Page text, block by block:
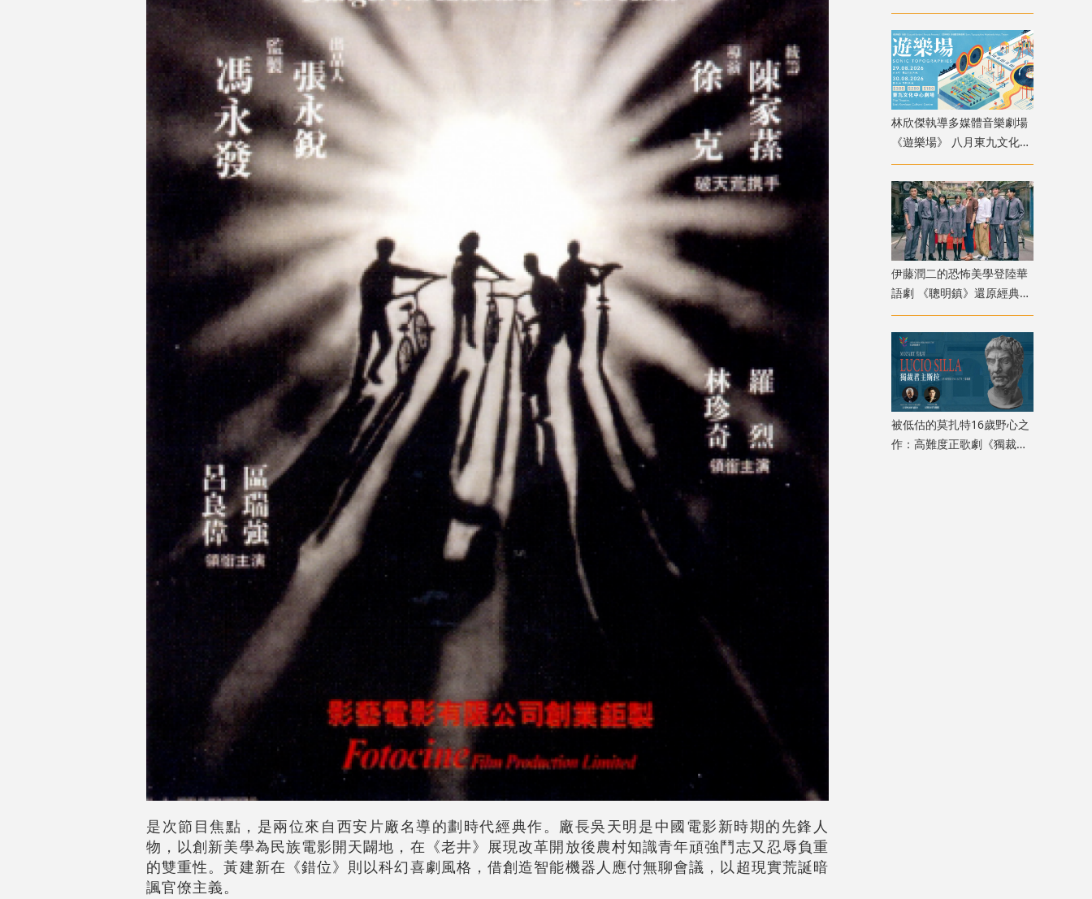
是次節目焦點，是兩位來自西安片廠名導的劃時代經典作。廠長吳天明是中國電影新時期的先鋒人
物，以創新美學為民族電影開天闢地，在《老井》展現改革開放後農村知識青年頑強鬥志又忍辱負重
的雙重性。黃建新在《錯位》則以科幻喜劇風格，借創造智能機器人應付無聊會議，以超現實荒誕暗
諷官僚主義。
媽》暖心上映
林欣傑執導多媒體音樂劇場
《遊樂場》 八月東九文化中
心上演
伊藤潤二的恐怖美學登陸華
語劇 《聰明鎮》還原經典角
色卻掀兩極評價
被低估的莫扎特16歲野心之
作：高難度正歌劇《獨裁君